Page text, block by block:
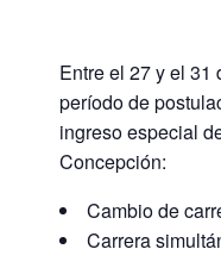
Entre el 27 y el 31
período de
ingreso especial
Concepción:
Cambio de
Carrera